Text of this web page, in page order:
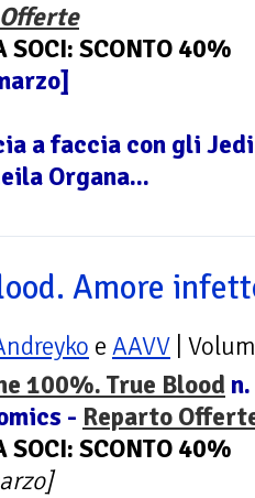
SOCI: SCONTO 40%
a faccia con gli
Organa...
Amore
e AAVV |
100%. True Blood
- Reparto
SOCI: SCONTO 40%